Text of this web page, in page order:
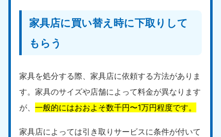
家具店に買い替え時に下取りして
もらう
家具を処分する際、家具店に依頼する方法がありま
す。家具のサイズや店舗によって料金が異なります
が、一般的にはおおよそ数千円〜1万円程度です。
家具店によっては引き取りサービスに条件が付いて